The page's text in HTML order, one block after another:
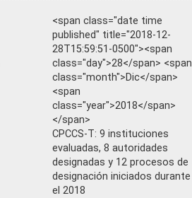
<span class="date time
published" title="2018-12-
28T15:59:51-0500"><span
class="day">28</span> <span
class="month">Dic</span>
<span
class="year">2018</span>
</span>
CPCCS-T: 9 instituciones
evaluadas, 8 autoridades
designadas y 12 procesos de
designación iniciados durante
el 2018